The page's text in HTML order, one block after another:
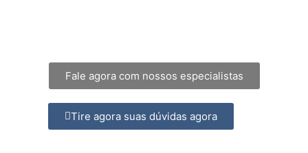
Fale agora com nossos especialistas
Tire agora suas dúvidas agora